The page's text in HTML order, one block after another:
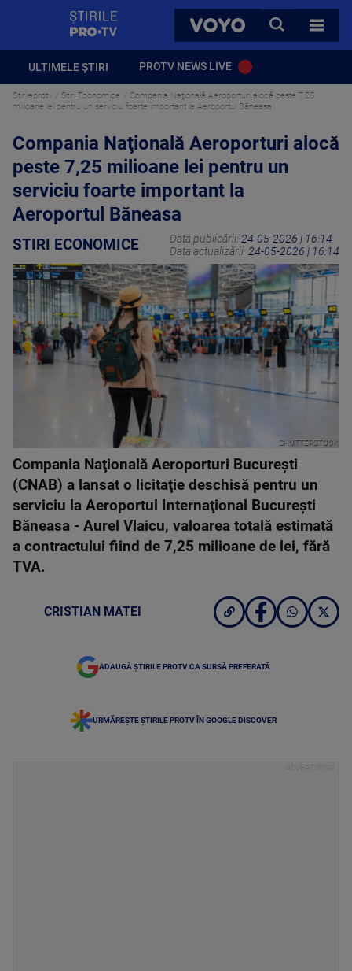
VOYO
CAUTA
TOATE
ULTIMELE ȘTIRI PROTV NEWS LIVE
Stirileprotv Stiri Economice
Compania Naţională Aeroporturi alocă peste 7,25
milioane lei pentru un serviciu foarte important la Aeroportul Băneasa
Compania Naţională Aeroporturi alocă
peste 7,25 milioane lei pentru un
serviciu foarte important la
Aeroportul Băneasa
STIRI ECONOMICE Data publicării: 24-05-2026 | 16:14
Data actualizării: 24-05-2026 | 16:14
SHUTTERSTOCK
Compania Naţională Aeroporturi Bucureşti
(CNAB) a lansat o licitaţie deschisă pentru un
serviciu la Aeroportul Internaţional Bucureşti
Băneasa - Aurel Vlaicu, valoarea totală estimată
a contractului fiind de 7,25 milioane de lei, fără
TVA.
CRISTIAN MATEI
ADAUGĂ ȘTIRILE PROTV CA SURSĂ PREFERATĂ
URMĂREȘTE ȘTIRILE PROTV ÎN GOOGLE DISCOVER